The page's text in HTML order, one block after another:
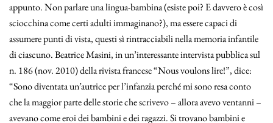
appunto. Non parlare una lingua-bambina (esiste poi? E davvero è così
sciocchina come certi adulti immaginano?), ma essere capaci di
assumere punti di vista, questi sì rintracciabili nella memoria infantile
di ciascuno. Beatrice Masini, in un’interessante intervista pubblica sul
n. 186 (nov. 2010) della rivista francese “Nous voulons lire!”, dice:
“Sono diventata un’autrice per l’infanzia perché mi sono resa conto
che la maggior parte delle storie che scrivevo – allora avevo ventanni –
avevano come eroi dei bambini e dei ragazzi. Si trovano bambini e